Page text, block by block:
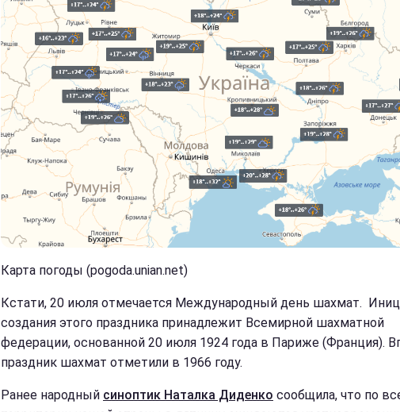
Карта погоды (pogoda.unian.net)
Кстати, 20 июля отмечается Международный день шахмат.
создания этого праздника принадлежит Всемирной шахматной
федерации, основанной 20 июля 1924 года в Париже (Франция).
праздник шахмат отметили в 1966 году.
Ранее народный синоптик Наталка Диденко сообщила, что по